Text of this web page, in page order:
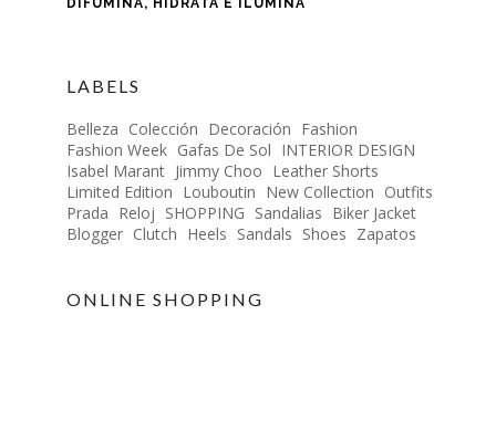
DIFUMINA, HIDRATA E ILUMINA
LABELS
Belleza Colección Decoración Fashion
Fashion Week Gafas De Sol INTERIOR DESIGN
Isabel Marant Jimmy Choo Leather Shorts
Limited Edition Louboutin New Collection Outfits
Prada Reloj SHOPPING Sandalias Biker Jacket
Blogger Clutch Heels Sandals Shoes Zapatos
ONLINE SHOPPING